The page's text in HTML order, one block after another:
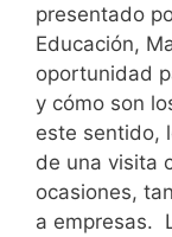
presentado
Educación,
oportunidad
y cómo son
este sentido,
de una visita
ocasiones,
a empresas.